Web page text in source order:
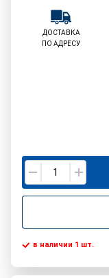
ДОСТАВКА
ПО АДРЕСУ
в наличии 1 шт.